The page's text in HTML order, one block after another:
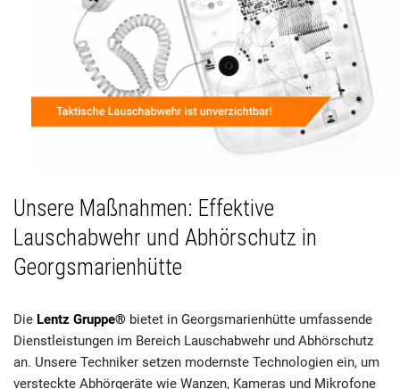
Unsere Maßnahmen: Effektive
Lauschabwehr und Abhörschutz in
Georgsmarienhütte
Die Lentz Gruppe® bietet in Georgsmarienhütte umfassende
Dienstleistungen im Bereich Lauschabwehr und Abhörschutz
an. Unsere Techniker setzen modernste Technologien ein, um
versteckte Abhörgeräte wie Wanzen, Kameras und Mikrofone